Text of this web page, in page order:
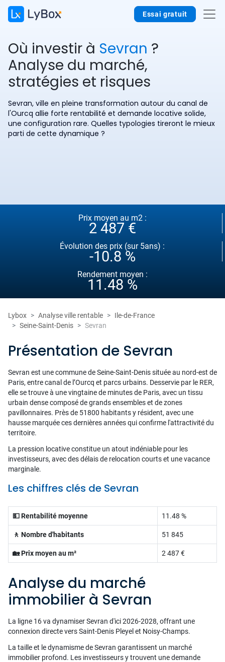
Essai gratuit
Où investir à Sevran ?
Analyse du marché,
stratégies et risques
Sevran, ville en pleine transformation autour du canal de
l'Ourcq allie forte rentabilité et demande locative solide,
une configuration rare. Quelles typologies tireront le mieux
parti de cette dynamique ?
Prix moyen au m2 :
2 487 €
Évolution des prix (sur 5ans) :
-10.8 %
Rendement moyen :
11.48 %
Lybox Analyse ville rentable
Ile-de-France
Seine-Saint-Denis
Sevran
Présentation de Sevran
Sevran est une commune de Seine-Saint-Denis située au nord-est de
Paris, entre canal de l’Ourcq et parcs urbains. Desservie par le RER,
elle se trouve à une vingtaine de minutes de Paris, avec un tissu
urbain dense composé de grands ensembles et de zones
pavillonnaires. Près de 51800 habitants y résident, avec une
hausse marquée ces dernières années qui confirme l'attractivité du
territoire.
La pression locative constitue un atout indéniable pour les
investisseurs, avec des délais de relocation courts et une vacance
marginale.
Les chiffres clés de Sevran
💵 Rentabilité moyenne 11.48 %
🚶 Nombre d'habitants 51 845
🏡 Prix moyen au m² 2 487 €
Analyse du marché
immobilier à Sevran
La ligne 16 va dynamiser Sevran d'ici 2026-2028, offrant une
connexion directe vers Saint-Denis Pleyel et Noisy-Champs.
La taille et le dynamisme de Sevran garantissent un marché
immobilier profond. Les investisseurs y trouvent une demande